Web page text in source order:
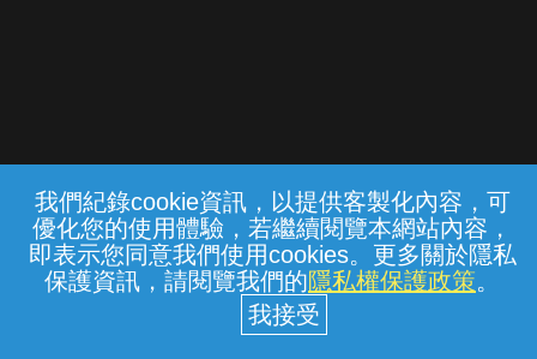
我們紀錄cookie資訊，以提供客製化內容，可
優化您的使用體驗，若繼續閱覽本網站內容，
即表示您同意我們使用cookies。更多關於隱私
保護資訊，請閱覽我們的隱私權保護政策。
常見問題 線上客服 服務條款 隱私權保護
中華電信股份有限公司個人家庭分公司
(統一編號：96979949) © 2026
{{notifyMsg}}